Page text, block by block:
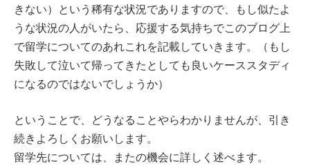
きない）という稀有な状況でありますので、もし似たよ
うな状況の人がいたら、応援する気持ちでこのブログ上
で留学についてのあれこれを記載していきます。（もし
失敗して泣いて帰ってきたとしても良いケーススタディ
になるのではないでしょうか）
ということで、どうなることやらわかりませんが、引き
続きよろしくお願いします。
留学先については、またの機会に詳しく述べます。